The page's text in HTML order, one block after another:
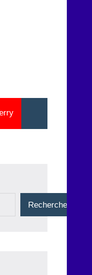
Rechercher